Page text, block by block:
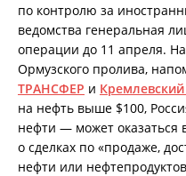
по контролю за
ведомства генеральная
операции до 11 апреля.
Ормузского пролива,
ТРАНСФЕР и
на нефть выше $100,
нефти — может
о сделках по «продаже,
нефти или